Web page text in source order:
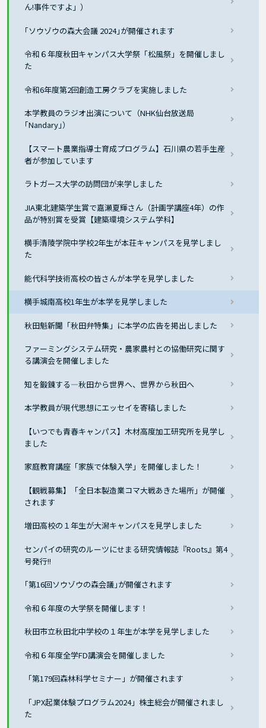
ん!事件ですよ」）
｢ソウゾウの森大会議 2024｣が開催されます
令和６年度秋田キャンパス大学祭「松風祭」を開催しまし
た
令和6年度第2回創造工房クラブを実施しました
本学教員のラジオ出演について（NHK仙台放送局
｢Nandary｣）
【スマート農業指導士育成プログラム】石川県の若手生産
者が参加しています
ラトガース大学の訪問団が来学しました
JIA東北建築学生賞で嘉瀬夏輝さん（計画学講座4年）の作
品が特別賞を受賞【建築環境システム学科】
横手清陵学院中学校2年生が本荘キャンパスを見学しまし
た
能代科学技術高校の皆さんが本学を見学しました
横手城南高校1年生が本学を見学しました
秋田魁新聞「秋田弁特集」に本学の広告を掲出しました
ファーミングシステム研究・農家農村との協働研究に関す
る講演会を開催しました
知を鍛錬する―秋田から世界へ、世界から秋田へ
本学教員が現代思想にエッセイを寄稿しました
【いつでも青春キャンパス】木材高度加工研究所を見学し
ました
家庭教育講座「家族で体験入学」を開催しました！
【観戦募集】「全日本製造業コマ大戦あきた場所」が開催
されます
増田高校の１年生が大潟キャンパスを見学しました
センパイの研究のルーツにせまる研究情報誌『Roots』第4
号発行!!
｢第16回ソウゾウの森会議｣が開催されます
令和６年度の大学祭を開催します！
秋田市立秋田北中学校の１年生が本学を見学しました
令和６年度全学FD講演会を開催しました
「第179回森林科学セミナー」が開催されます
「JPX起業体験プログラム2024」株主総会が開催されまし
た